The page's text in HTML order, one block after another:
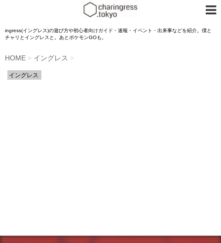
ingress(イングレス)の遊び方や初心者向けガイド・速報・イベント・出来事などを紹介。僕と
チャリとイングレスと。あとポケモンGOも。
HOME > イングレス >
イングレス